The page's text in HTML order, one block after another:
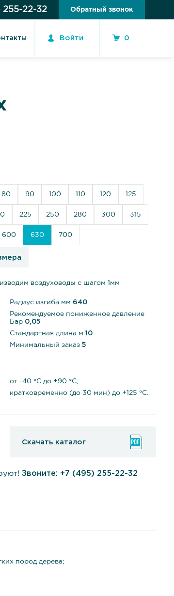
255-22-32 Обратный звонок
Войти 0
80 90 100 110 120 125
225 250 280 300 315
600 630 700
воздуховоды с шагом 1мм
Радиус изгиба мм 640
Рекомендуемое пониженное давление
Бар 0,05
Стандартная длина м 10
Минимальный заказ 5
от -40 °С до +90 °С,
кратковременно (до 30 мин) до +125 °С.
Скачать каталог
Звоните: +7 (495) 255-22-32
пород дерева;